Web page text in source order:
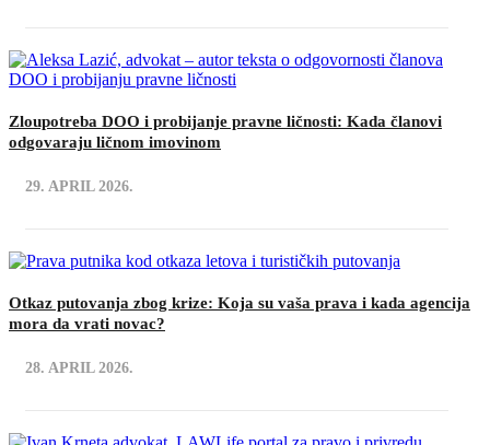
Zloupotreba DOO i probijanje pravne ličnosti: Kada članovi
odgovaraju ličnom imovinom
29. APRIL 2026.
Otkaz putovanja zbog krize: Koja su vaša prava i kada agencija
mora da vrati novac?
28. APRIL 2026.